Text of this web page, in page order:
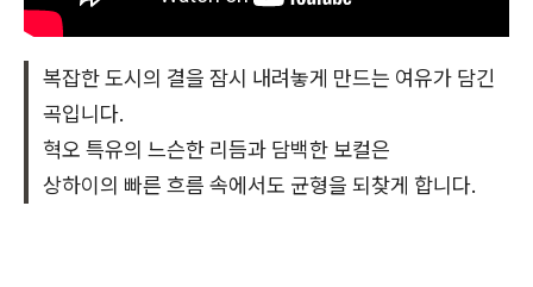
복잡한 도시의 결을 잠시 내려놓게 만드는 여유가 담긴
곡입니다.
혁오 특유의 느슨한 리듬과 담백한 보컬은
상하이의 빠른 흐름 속에서도 균형을 되찾게 합니다.